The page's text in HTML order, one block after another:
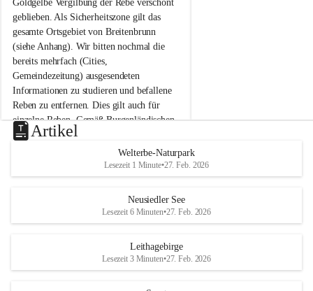
b
r
u
n
n
a
m
N
e
u
s
d
S
Goldgelbe Vergilbung der Rebe verschont
geblieben. Als Sicherheitszone gilt das
gesamte Ortsgebiet von Breitenbrunn
(siehe Anhang). Wir bitten nochmal die
bereits mehrfach (Cities,
Gemeindezeitung) ausgesendeten
Informationen zu studieren und befallene
Reben zu entfernen. Dies gilt auch für
einzelne Reben. Gemäß Burgenländischen
Weinbaugesetz sind nicht gepflegte oder
unzulässige Weingärten zu roden! Bitte
helfen wir zusammen um unsere Winzer
vor den prognostizierten Ernteausfällen
und den daraus folgenden wirtschaftlichen
Maßnahmen zur Bekämpfung
u
e
d
r
S
Artikel
Welterbe-Naturpark
Lesezeit 1 Minute•27. Feb. 2026
Neusiedler See
Lesezeit 6 Minuten•27. Feb. 2026
Leithagebirge
Lesezeit 3 Minuten•27. Feb. 2026